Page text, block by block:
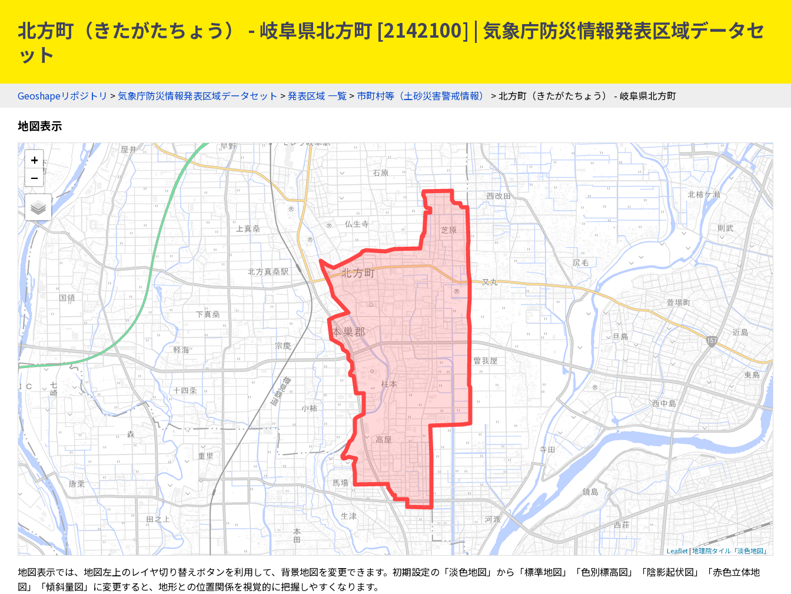
北方町（きたがたちょう） - 岐阜県北方町 [2142100] | 気象庁防災情報発表区域データセ
ット
Geoshapeリポジトリ >気象庁防災情報発表区域データセット >発表区域 一覧 > 市町村等（土砂災害警戒情報） > 北方町（きたがたちょう） - 岐阜県北方町
地図表示
+
−
Leaflet|地理院タイル「淡色地図」
地図表示では、地図左上のレイヤ切り替えボタンを利用して、背景地図を変更できます。初期設定の「淡色地図」から「標準地図」「色別標高図」「陰影起伏図」「赤色立体地
図」「傾斜量図」に変更すると、地形との位置関係を視覚的に把握しやすくなります。